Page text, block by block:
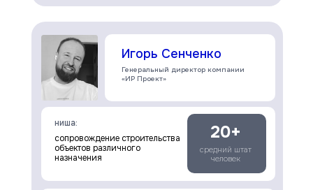
средний штат
человек
20+
ниша:
сопровождение строительства
объектов различного
назначения
Генеральный директор компании
«ИР Проект»
Игорь Сенченко